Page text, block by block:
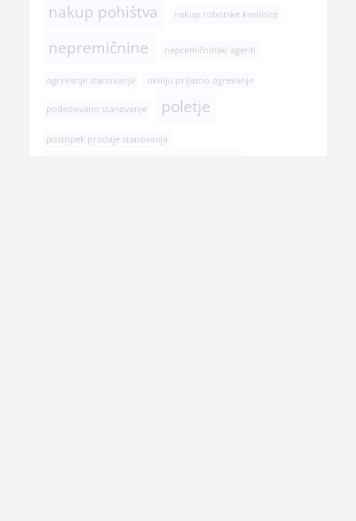
nakup pohištva
nakup robotske kosilnice
nepremičnine nepremičninski agenti
ogrevanje stanovanja okolju prijazno ogrevanje
podedovano stanovanje poletje
postopek prodaje stanovanja